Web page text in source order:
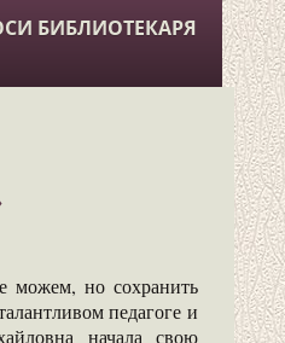
БИБЛИОТЕКАРЯ
но сохранить
педагоге и
начала свою